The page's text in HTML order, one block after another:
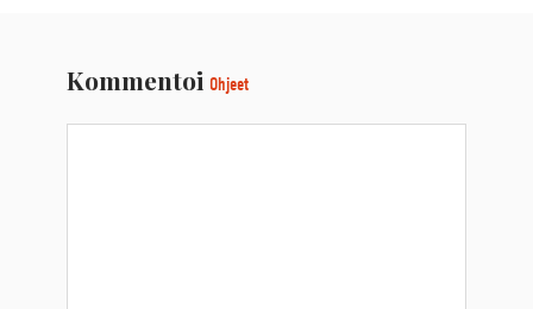
Kommentoi Ohjeet